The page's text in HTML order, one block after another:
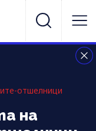
отшелници
на